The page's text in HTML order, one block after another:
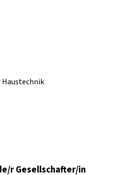
Haustechnik
r Gesellschafter/in